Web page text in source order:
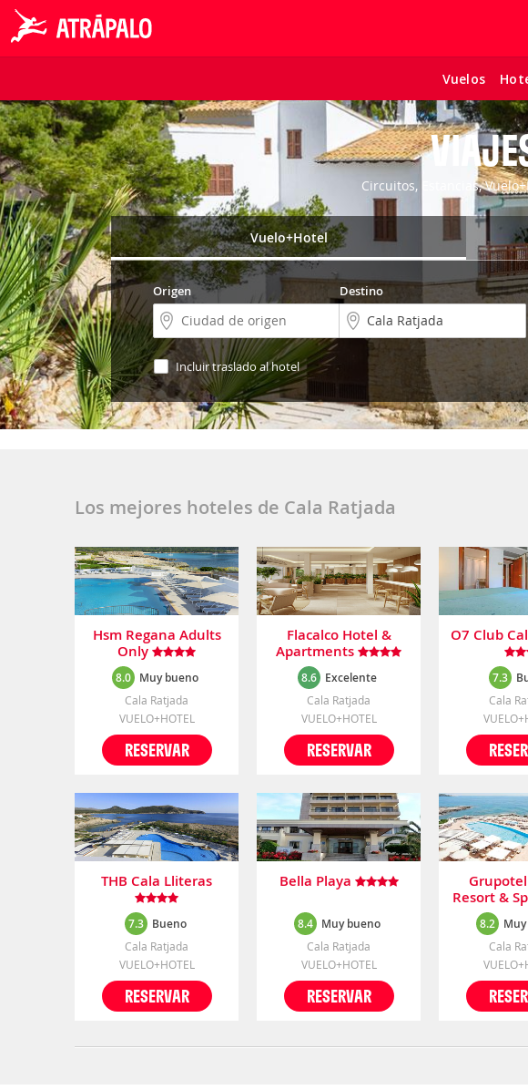
Vuelos
Circuitos, Estancias,
Vuelo+Hotel
Origen Destino
Incluir traslado al hotel
Los mejores hoteles de Cala Ratjada
Hsm Regana Adults
Only
8.0 Muy bueno
Cala Ratjada
VUELO+HOTEL
RESERVAR
Flacalco Hotel &
Apartments
8.6 Excelente
Cala Ratjada
VUELO+HOTEL
RESERVAR
O7 Club
7.3
Cala
THB Cala Lliteras
7.3 Bueno
Cala Ratjada
VUELO+HOTEL
RESERVAR
Bella Playa
8.4 Muy bueno
Cala Ratjada
VUELO+HOTEL
RESERVAR
Resort &
Only
8.2
Cala